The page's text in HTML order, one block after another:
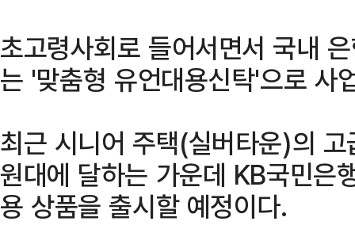
초고령사회로 들어서면서 국내
는 '맞춤형 유언대용신탁'으로 사
최근 시니어 주택(실버타운)의
원대에 달하는 가운데 KB국민은
용 상품을 출시할 예정이다.